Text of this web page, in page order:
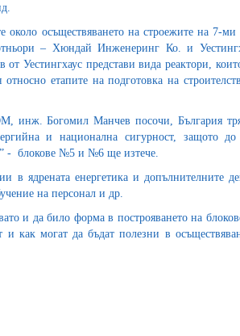
около осъществяването на строежите на 7-
– Хюндай Инженеринг Ко. и
Уестингхаус представи вида реактори,
етапите на подготовка на
инж. Богомил Манчев посочи, България
и национална сигурност, защото до
- блокове №5 и №6 ще изтече.
в ядрената енергетика и допълнителните
на персонал и др.
и да било форма в построяването на
как могат да бъдат полезни в